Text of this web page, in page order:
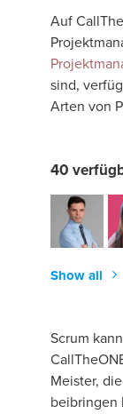
Auf
sind,
Arten von
40
Show all
Scrum
Meister,
beibringen